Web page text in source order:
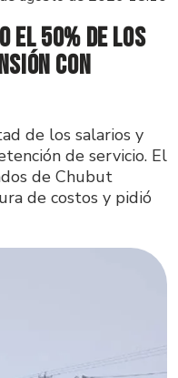
el 50% de los
con
de los salarios y
de servicio. El
de Chubut
de costos y pidió